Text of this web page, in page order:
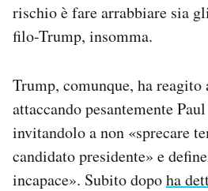
rischio è fare arrabbiare sia
filo-Trump, insomma.
Trump, comunque, ha
attaccando pesantemente
invitandolo a non «sprecare
candidato presidente» e
incapace». Subito dopoha